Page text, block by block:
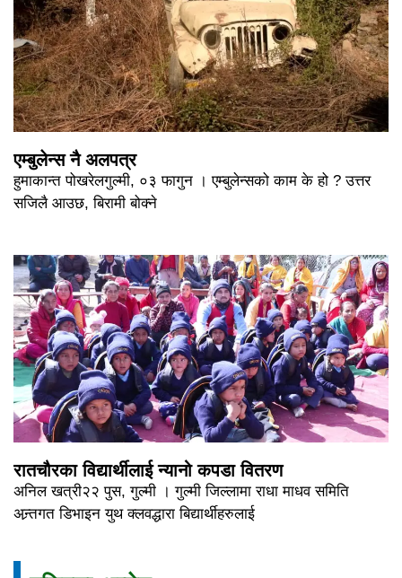
एम्बुलेन्स नै अलपत्र
हुमाकान्त पोखरेलगुल्मी, ०३ फागुन । एम्बुलेन्सको काम के हो ? उत्तर
सजिलै आउछ, बिरामी बोक्ने
रातचौरका विद्यार्थीलाई न्यानो कपडा वितरण
अनिल खत्री२२ पुस, गुल्मी । गुल्मी जिल्लामा राधा माधव समिति
अन्र्तगत डिभाइन युथ क्लवद्धारा बिद्यार्थीहरुलाई